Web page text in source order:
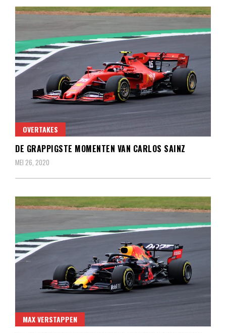
OVERTAKES
DE GRAPPIGSTE MOMENTEN VAN CARLOS SAINZ
MEI 26, 2020
MAX VERSTAPPEN